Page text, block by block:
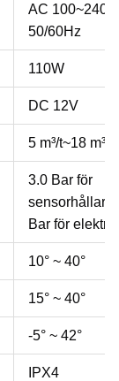
AC 100~240V
50/60Hz
110W
DC 12V
5 m³/t~18 m³/t
3.0 Bar för
Bar för
10° ~ 40°
15° ~ 40°
-5° ~ 42°
IPX4